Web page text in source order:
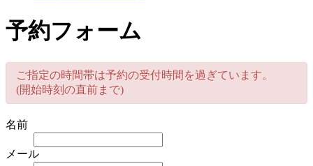
予約フォーム
ご指定の時間帯は予約の受付時間を過ぎています。
(開始時刻の直前まで)
名前
メール